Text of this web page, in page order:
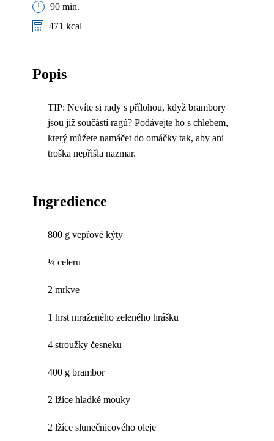
90 min.
471 kcal
Popis
TIP: Nevíte si rady s přílohou, když brambory
jsou již součástí ragú? Podávejte ho s chlebem,
který můžete namáčet do omáčky tak, aby ani
troška nepřišla nazmar.
Ingredience
800 g vepřové kýty
¼ celeru
2 mrkve
1 hrst mraženého zeleného hrášku
4 stroužky česneku
400 g brambor
2 lžíce hladké mouky
2 lžíce slunečnicového oleje